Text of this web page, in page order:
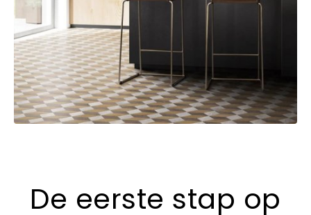
De eerste stap op